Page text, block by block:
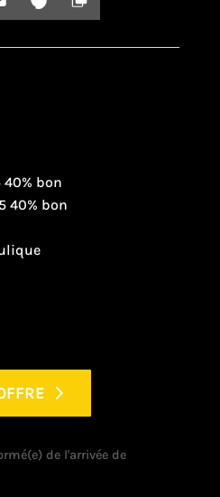
40% bon
40% bon
de l'arrivée de